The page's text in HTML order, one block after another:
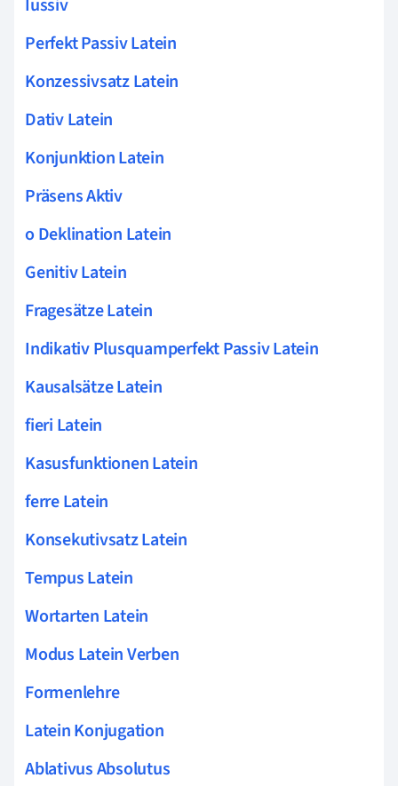
Perfekt Passiv Latein
Konzessivsatz Latein
Dativ Latein
Konjunktion Latein
Präsens Aktiv
o Deklination Latein
Genitiv Latein
Fragesätze Latein
Indikativ Plusquamperfekt Passiv Latein
Kausalsätze Latein
fieri Latein
Kasusfunktionen Latein
ferre Latein
Konsekutivsatz Latein
Tempus Latein
Wortarten Latein
Modus Latein Verben
Formenlehre
Latein Konjugation
Ablativus Absolutus